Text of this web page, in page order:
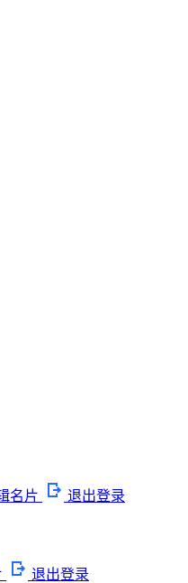
名片 退出登录
退出登录